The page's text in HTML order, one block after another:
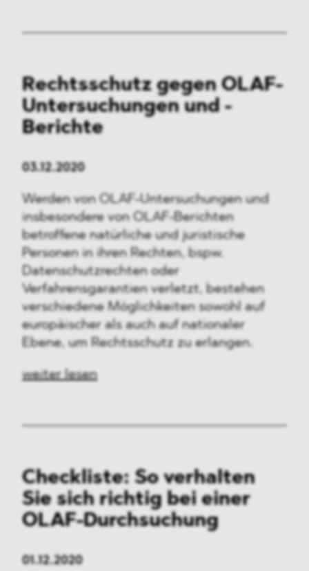
Rechtsschutz gegen OLAF-
Untersuchungen und -
Berichte
03.12.2020
Werden von OLAF-Untersuchungen und
insbesondere von OLAF-Berichten
betroffene natürliche und juristische
Personen in ihren Rechten, bspw.
Datenschutzrechten oder
Verfahrensgarantien verletzt, bestehen
verschiedene Möglichkeiten sowohl auf
europäischer als auch auf nationaler
Ebene, um Rechtsschutz zu erlangen.
weiter lesen
Checkliste: So verhalten
Sie sich richtig bei einer
OLAF-Durchsuchung
01.12.2020